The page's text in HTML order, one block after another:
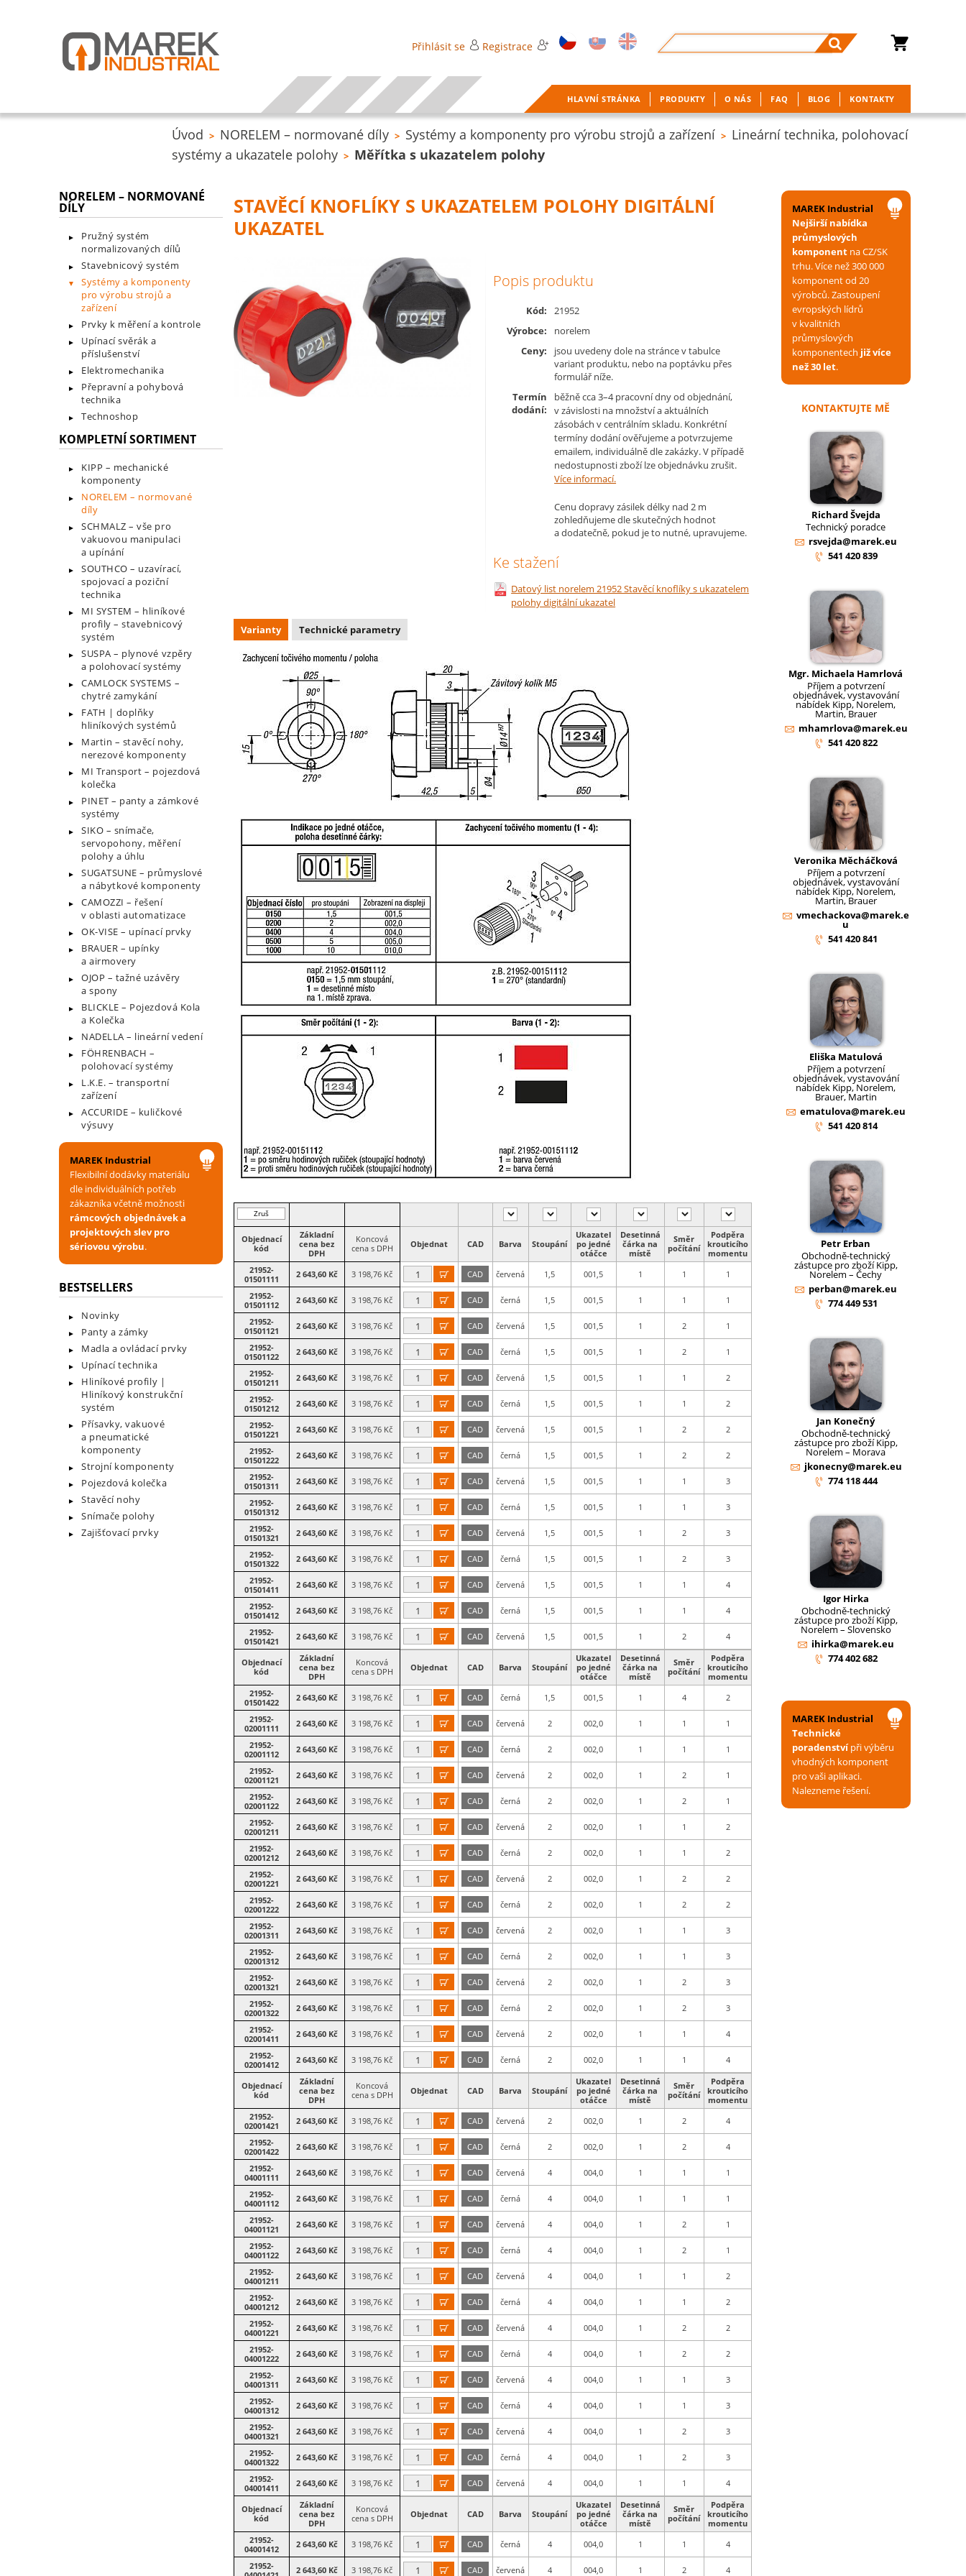
Přihlásit se Registrace
HLAVNÍ STRÁNKA PRODUKTY O NÁS FAQ BLOG KONTAKTY
Úvod > NORELEM – normované díly > Systémy a komponenty pro výrobu strojů a zařízení > Lineární technika, polohovací
systémy a ukazatele polohy > Měřítka s ukazatelem polohy
NORELEM – NORMOVANÉ
DÍLY
Pružný systém
normalizovaných dílů
Stavebnicový systém
Systémy a komponenty
pro výrobu strojů a
zařízení
Prvky k měření a kontrole
Upínací svěrák a
příslušenství
Elektromechanika
Přepravní a pohybová
technika
Technoshop
KOMPLETNÍ SORTIMENT
KIPP – mechanické
komponenty
NORELEM – normované
díly
SCHMALZ – vše pro
vakuovou manipulaci
a upínání
SOUTHCO – uzavírací,
spojovací a poziční
technika
MI SYSTEM – hliníkové
profily – stavebnicový
systém
SUSPA – plynové vzpěry
a polohovací systémy
CAMLOCK SYSTEMS –
chytré zamykání
FATH | doplňky
hliníkových systémů
Martin – stavěcí nohy,
nerezové komponenty
MI Transport – pojezdová
kolečka
PINET – panty a zámkové
systémy
SIKO – snímače,
servopohony, měření
polohy a úhlu
SUGATSUNE – průmyslové
a nábytkové komponenty
CAMOZZI – řešení
v oblasti automatizace
OK-VISE – upínací prvky
BRAUER – upínky
a airmovery
OJOP – tažné uzávěry
a spony
BLICKLE – Pojezdová Kola
a Kolečka
NADELLA – lineární vedení
FÖHRENBACH –
polohovací systémy
L.K.E. – transportní
zařízení
ACCURIDE – kuličkové
výsuvy
MAREK Industrial
Flexibilní dodávky materiálu
dle individuálních potřeb
zákazníka včetně možnosti
rámcových objednávek a
projektových slev pro
sériovou výrobu.
BESTSELLERS
Novinky
Panty a zámky
Madla a ovládací prvky
Upínací technika
Hliníkové profily |
Hliníkový konstrukční
systém
Přísavky, vakuové
a pneumatické
komponenty
Strojní komponenty
Pojezdová kolečka
Stavěcí nohy
Snímače polohy
Zajišťovací prvky
STAVĚCÍ KNOFLÍKY S UKAZATELEM POLOHY DIGITÁLNÍ
UKAZATEL
Popis produktu
Kód:
21952
Výrobce:
norelem
Ceny:
jsou uvedeny dole na stránce v tabulce
variant produktu, nebo na poptávku přes
formulář níže.
Termín
dodání:
běžně cca 3–4 pracovní dny od objednání,
v závislosti na množství a aktuálních
zásobách v centrálním skladu. Konkrétní
termíny dodání ověřujeme a potvrzujeme
emailem, individuálně dle zakázky. V případě
nedostupnosti zboží lze objednávku zrušit.
Více informací.
Cenu dopravy zásilek délky nad 2 m
zohledňujeme dle skutečných hodnot
a dodatečně, pokud je to nutné, upravujeme.
Ke stažení
Datový list norelem 21952 Stavěcí knoflíky s ukazatelem
polohy digitální ukazatel
Varianty Technické parametry
Zruš
filtr
Objednací
kód
Základní
cena bez
DPH
Koncová
cena s DPH
Objednat CAD Barva Stoupání
Ukazatel
po jedné
otáčce
Desetinná
čárka na
místě
Směr
počítání
Podpěra
krouticího
momentu
21952-
01501111
2 643,60 Kč 3 198,76 Kč  CAD červená 1,5 001,5 1 1
1
21952-
01501112
2 643,60 Kč 3 198,76 Kč  CAD černá 1,5 001,5 1 1
1
21952-
01501121
2 643,60 Kč 3 198,76 Kč  CAD červená 1,5 001,5 1 2
1
21952-
01501122
2 643,60 Kč 3 198,76 Kč  CAD černá 1,5 001,5 1 2
1
21952-
01501211
2 643,60 Kč 3 198,76 Kč  CAD červená 1,5 001,5 1 1
2
21952-
01501212
2 643,60 Kč 3 198,76 Kč  CAD černá 1,5 001,5 1 1
2
21952-
01501221
2 643,60 Kč 3 198,76 Kč  CAD červená 1,5 001,5 1 2
2
21952-
01501222
2 643,60 Kč 3 198,76 Kč  CAD černá 1,5 001,5 1 2
2
21952-
01501311
2 643,60 Kč 3 198,76 Kč  CAD červená 1,5 001,5 1 1
3
21952-
01501312
2 643,60 Kč 3 198,76 Kč  CAD černá 1,5 001,5 1 1
3
21952-
01501321
2 643,60 Kč 3 198,76 Kč  CAD červená 1,5 001,5 1 2
3
21952-
01501322
2 643,60 Kč 3 198,76 Kč  CAD černá 1,5 001,5 1 2
3
21952-
01501411
2 643,60 Kč 3 198,76 Kč  CAD červená 1,5 001,5 1 1
4
21952-
01501412
2 643,60 Kč 3 198,76 Kč  CAD černá 1,5 001,5 1 1
4
21952-
01501421
2 643,60 Kč 3 198,76 Kč  CAD červená 1,5 001,5 1 2 4
Objednací
kód
Základní
cena bez
DPH
Koncová
cena s DPH
Objednat CAD Barva Stoupání
Ukazatel
po jedné
otáčce
Desetinná
čárka na
místě
Směr
počítání
Podpěra
krouticího
momentu
21952-
01501422
2 643,60 Kč 3 198,76 Kč  CAD černá 1,5 001,5 1 4
2
21952-
02001111
2 643,60 Kč 3 198,76 Kč  CAD červená 2 002,0 1 1
1
21952-
02001112
2 643,60 Kč 3 198,76 Kč  CAD černá 2 002,0 1 1
1
21952-
02001121
2 643,60 Kč 3 198,76 Kč  CAD červená 2 002,0 1 2
1
21952-
02001122
2 643,60 Kč 3 198,76 Kč  CAD černá 2 002,0 1 2
1
21952-
02001211
2 643,60 Kč 3 198,76 Kč  CAD červená 2 002,0 1 1
2
21952-
02001212
2 643,60 Kč 3 198,76 Kč  CAD černá 2 002,0 1 1
2
21952-
02001221
2 643,60 Kč 3 198,76 Kč  CAD červená 2 002,0 1 2
2
21952-
02001222
2 643,60 Kč 3 198,76 Kč  CAD černá 2 002,0 1 2
2
21952-
02001311
2 643,60 Kč 3 198,76 Kč  CAD červená 2 002,0 1 1
3
21952-
02001312
2 643,60 Kč 3 198,76 Kč  CAD černá 2 002,0 1 1
3
21952-
02001321
2 643,60 Kč 3 198,76 Kč  CAD červená 2 002,0 1 2
3
21952-
02001322
2 643,60 Kč 3 198,76 Kč  CAD černá 2 002,0 1 2
3
21952-
02001411
2 643,60 Kč 3 198,76 Kč  CAD červená 2 002,0 1 1
4
21952-
02001412
2 643,60 Kč 3 198,76 Kč  CAD černá 2 002,0 1 1 4
Objednací
kód
Základní
cena bez
DPH
Koncová
cena s DPH
Objednat CAD Barva Stoupání
Ukazatel
po jedné
otáčce
Desetinná
čárka na
místě
Směr
počítání
Podpěra
krouticího
momentu
21952-
02001421
2 643,60 Kč 3 198,76 Kč  CAD červená 2 002,0 1 2
4
21952-
02001422
2 643,60 Kč 3 198,76 Kč  CAD černá 2 002,0 1 2
4
21952-
04001111
2 643,60 Kč 3 198,76 Kč  CAD červená 4 004,0 1 1
1
21952-
04001112
2 643,60 Kč 3 198,76 Kč  CAD černá 4 004,0 1 1
1
21952-
04001121
2 643,60 Kč 3 198,76 Kč  CAD červená 4 004,0 1 2
1
21952-
04001122
2 643,60 Kč 3 198,76 Kč  CAD černá 4 004,0 1 2
1
21952-
04001211
2 643,60 Kč 3 198,76 Kč  CAD červená 4 004,0 1 1
2
21952-
04001212
2 643,60 Kč 3 198,76 Kč  CAD černá 4 004,0 1 1
2
21952-
04001221
2 643,60 Kč 3 198,76 Kč  CAD červená 4 004,0 1 2
2
21952-
04001222
2 643,60 Kč 3 198,76 Kč  CAD černá 4 004,0 1 2
2
21952-
04001311
2 643,60 Kč 3 198,76 Kč  CAD červená 4 004,0 1 1
3
21952-
04001312
2 643,60 Kč 3 198,76 Kč  CAD černá 4 004,0 1 1
3
21952-
04001321
2 643,60 Kč 3 198,76 Kč  CAD červená 4 004,0 1 2
3
21952-
04001322
2 643,60 Kč 3 198,76 Kč  CAD černá 4 004,0 1 2
3
21952-
04001411
2 643,60 Kč 3 198,76 Kč  CAD červená 4 004,0 1 1 4
Objednací
kód
Základní
cena bez
DPH
Koncová
cena s DPH
Objednat CAD Barva Stoupání
Ukazatel
po jedné
otáčce
Desetinná
čárka na
místě
Směr
počítání
Podpěra
krouticího
momentu
21952-
04001412
2 643,60 Kč 3 198,76 Kč  CAD černá 4 004,0 1 1
4
21952-
2 643,60 Kč 3 198,76 Kč  CAD červená 4 004,0 1 2 4
MAREK Industrial
Nejširší nabídka
průmyslových
komponentna CZ/SK
trhu. Více než 300 000
komponent od 20
výrobců. Zastoupení
evropských lídrů
v kvalitních
průmyslových
komponentech již více
než 30 let.
KONTAKTUJTE MĚ
Richard Švejda
Technický poradce
rsvejda@marek.eu
541 420 839
Mgr. Michaela Hamrlová
Příjem a potvrzení
objednávek, vystavování
nabídek Kipp, Norelem,
Martin, Brauer
mhamrlova@marek.eu
541 420 822
Veronika Měcháčková
Příjem a potvrzení
objednávek, vystavování
nabídek Kipp, Norelem,
Martin, Brauer
vmechackova@marek.e
u
541 420 841
Eliška Matulová
Příjem a potvrzení
objednávek, vystavování
nabídek Kipp, Norelem,
Brauer, Martin
ematulova@marek.eu
541 420 814
Petr Erban
Obchodně-technický
zástupce pro zboží Kipp,
Norelem – Čechy
perban@marek.eu
774 449 531
Jan Konečný
Obchodně-technický
zástupce pro zboží Kipp,
Norelem – Morava
jkonecny@marek.eu
774 118 444
Igor Hirka
Obchodně-technický
zástupce pro zboží Kipp,
Norelem – Slovensko
ihirka@marek.eu
774 402 682
MAREK Industrial
Technické
poradenstvípři výběru
vhodných komponent
pro vaši aplikaci.
Nalezneme řešení.